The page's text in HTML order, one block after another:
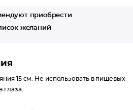
пачули. Характер: трепетный.
болгарская роза, флердоранж,
белый мускус, сандал, ваниль.
гурманные.
приобрести
желаний
15 см. Не использовать в пищевых
глаза.